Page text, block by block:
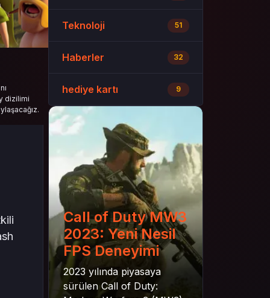
dizilimi
Teknoloji 51
Haberler 32
hediye kartı 9
Call of Duty MW3
2023: Yeni Nesil
FPS Deneyimi
2023 yılında piyasaya
sürülen Call of Duty: